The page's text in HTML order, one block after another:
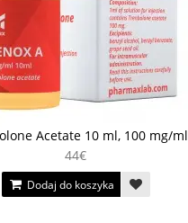
Acetate 10 ml, 100 mg/ml
44€
Dodaj do koszyka